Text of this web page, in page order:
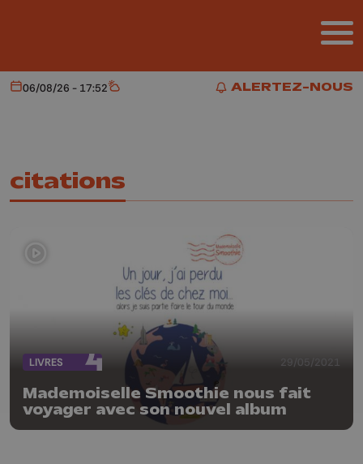
ALERTEZ-NOUS
ALERTEZ-NOUS
Aujourd'hui
06/08/26 - 17:52 Météo
citations
LIVRES 29/05/2021
Mademoiselle Smoothie nous fait
voyager avec son nouvel album